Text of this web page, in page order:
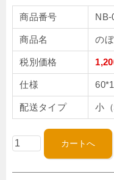
商品番号 NB-
商品名 の
税別価格
仕様
配送タイプ 小